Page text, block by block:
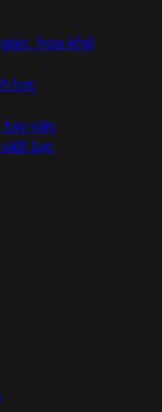
hoa khế
lực
vặn
siết lực